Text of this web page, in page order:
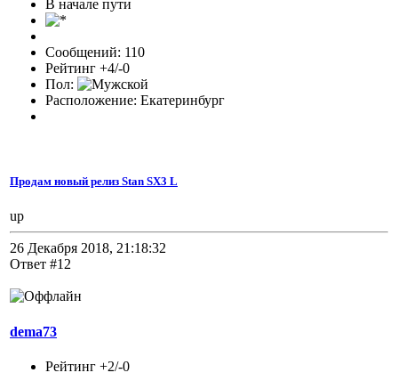
В начале пути
Сообщений: 110
Рейтинг +4/-0
Пол:
Расположение: Екатеринбург
Продам новый релиз Stan SX3 L
up
26 Декабря 2018, 21:18:32
Ответ #12
dema73
Рейтинг +2/-0